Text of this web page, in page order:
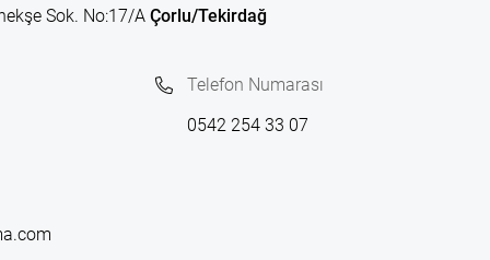
Sok. No:17/A Çorlu/Tekirdağ
Telefon Numarası
0542 254 33 07